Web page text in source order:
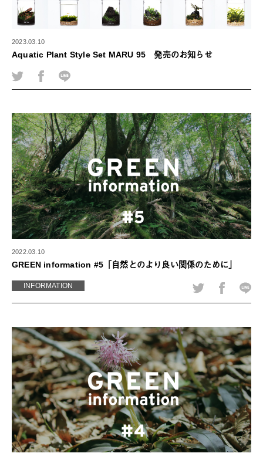
2023.03.10
Aquatic Plant Style Set MARU 95 発売のお知らせ
2022.03.10
GREEN information #5「自然とのより良い関係のために」
INFORMATION